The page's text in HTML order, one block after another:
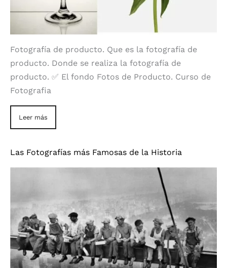
Fotografía de producto. Que es la fotografía de
producto. Donde se realiza la fotografía de
producto. ✅ El fondo Fotos de Producto. Curso de
Fotografia
Leer más
Las Fotografías más Famosas de la Historia